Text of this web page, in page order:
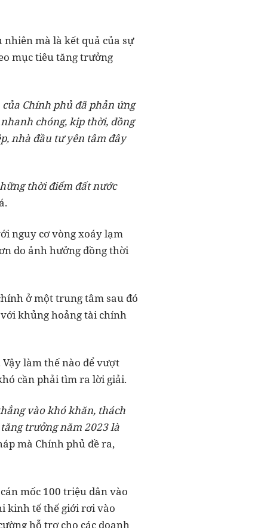
nhiên mà là kết quả của sự
mục tiêu tăng trưởng
Chính phủ đã phản ứng
chóng, kịp thời, đồng
nhà đầu tư yên tâm đây
thời điểm đất nước
nguy cơ vòng xoáy lạm
do ảnh hưởng đồng thời
ở một trung tâm sau đó
khủng hoảng tài chính
làm thế nào để vượt
cần phải tìm ra lời giải.
vào khó khăn, thách
trưởng năm 2023 là
mà Chính phủ đề ra,
mốc 100 triệu dân vào
kinh tế thế giới rơi vào
hỗ trợ cho các doanh